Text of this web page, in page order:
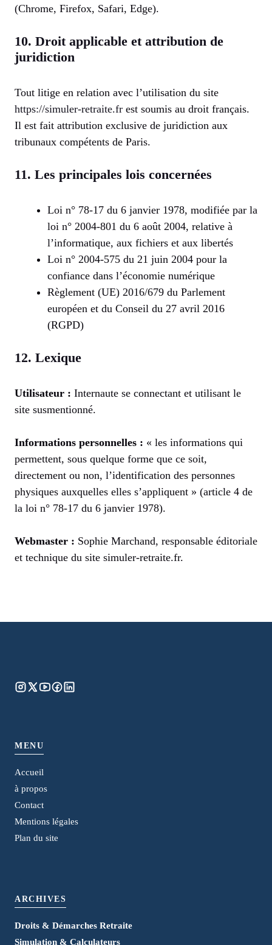
(Chrome, Firefox, Safari, Edge).
10. Droit applicable et attribution de
juridiction
Tout litige en relation avec l’utilisation du site
https://simuler-retraite.fr est soumis au droit français.
Il est fait attribution exclusive de juridiction aux
tribunaux compétents de Paris.
11. Les principales lois concernées
Loi n° 78-17 du 6 janvier 1978, modifiée par la
loi n° 2004-801 du 6 août 2004, relative à
l’informatique, aux fichiers et aux libertés
Loi n° 2004-575 du 21 juin 2004 pour la
confiance dans l’économie numérique
Règlement (UE) 2016/679 du Parlement
européen et du Conseil du 27 avril 2016
(RGPD)
12. Lexique
Utilisateur : Internaute se connectant et utilisant le
site susmentionné.
Informations personnelles : « les informations qui
permettent, sous quelque forme que ce soit,
directement ou non, l’identification des personnes
physiques auxquelles elles s’appliquent » (article 4 de
la loi n° 78-17 du 6 janvier 1978).
Webmaster : Sophie Marchand, responsable éditoriale
et technique du site simuler-retraite.fr.
MENU
Accueil
à propos
Contact
Mentions légales
Plan du site
ARCHIVES
Droits & Démarches Retraite
Simulation & Calculateurs